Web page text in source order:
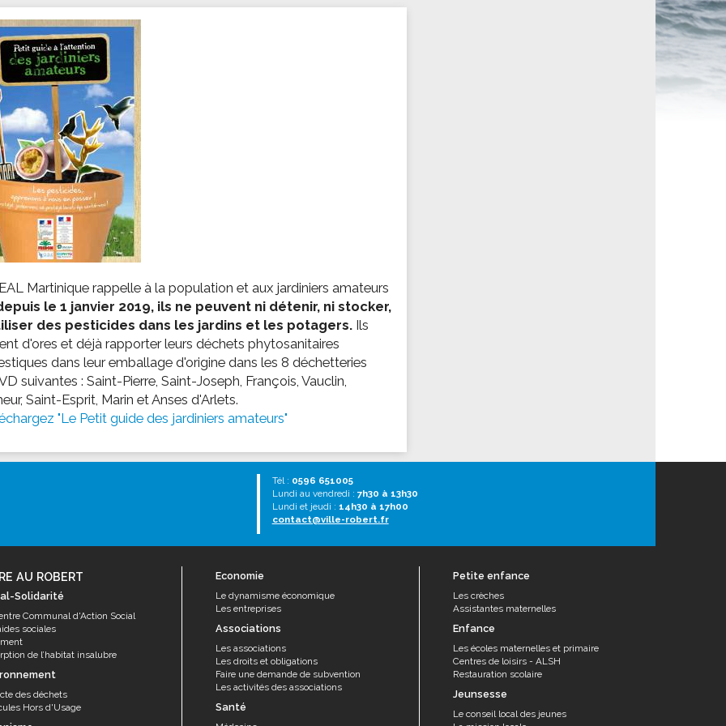
Offres d'emploi
SOCIAL-SOLIDARITÉ
Le Centre Communal d'Action Social
Les aides sociales
Logement
Antenne Municipale de Développement et de
Cohésion Sociale
Epicerie sociale et solidaire "Rayon de Soleil"
Bornes de collecte de l'ACISE
et le lycée
local des jeunes
scolaire
maternelles et primaire
de loisirs - ALSH
famille
ENFANCE
maternelles
Martinique rappelle à la population et aux jardiniers amateurs
le 1 janvier 2019, ils ne peuvent ni détenir, ni stocker,
des pesticides dans les jardins et les potagers.Ils
d'ores et déjà rapporter leurs déchets phytosanitaires
dans leur emballage d'origine dans les 8 déchetteries
suivantes : Saint-Pierre, Saint-Joseph, François, Vauclin,
Saint-Esprit, Marin et Anses d'Arlets.
"Le Petit guide des jardiniers amateurs"
Tél : 0596 651005
Lundi au vendredi : 7h30 à 13h30
Lundi et jeudi : 14h30 à 17h00
contact@ville-robert.fr
AU ROBERT
Solidarité
Communal d'Action Social
sociales
de l’habitat insalubre
des déchets
Hors d'Usage
Economie
Le dynamisme économique
Les entreprises
Associations
Les associations
Les droits et obligations
Faire une demande de subvention
Les activités des associations
Santé
Petite enfance
Les crèches
Assistantes maternelles
Enfance
Les écoles maternelles et primaire
Centres de loisirs - ALSH
Restauration scolaire
Jeunsesse
Le conseil local des jeunes